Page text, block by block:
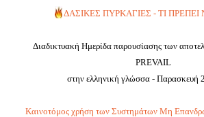
ΔΑΣΙΚΕΣ ΠΥΡΚΑΓΙΕΣ - ΤΙ
Διαδικτυακή Ημερίδα παρουσίασης των
PREVAIL
στην ελληνική γλώσσα - Παρασκευή
Καινοτόμος χρήση των Συστημάτων Μη